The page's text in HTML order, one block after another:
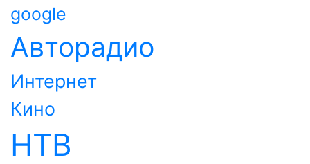
google
Авторадио
Интернет
Кино
НТВ